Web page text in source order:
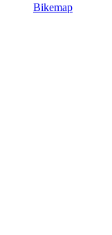
Bikemap